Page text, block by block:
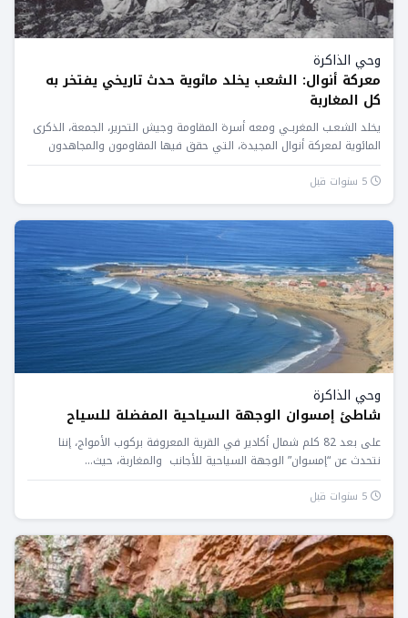
وحي الذاكرة
معركة أنوال: الشعب يخلد مائوية حدث تاريخي يفتخر به
كل المغاربة
يخلد الشعـب المغربـي ومعه أسرة المقاومة وجيش التحرير، الجمعة، الذكرى
المائوية لمعركة أنوال المجيدة، التي حقق فيها المقاومون والمجاهدون
المغاربة...
وحي الذاكرة
شاطئ إمسوان الوجهة السياحية المفضلة للسياح
على بعد 82 كلم شمال أكادير في القرية المعروفة بركوب الأمواج، إننا
نتحدث عن “إمسوان” الوجهة السياحية للأجانب والمغاربة، حيث...